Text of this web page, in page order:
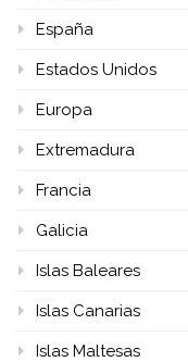
España
Estados Unidos
Europa
Extremadura
Francia
Galicia
Islas Baleares
Islas Canarias
Islas Maltesas